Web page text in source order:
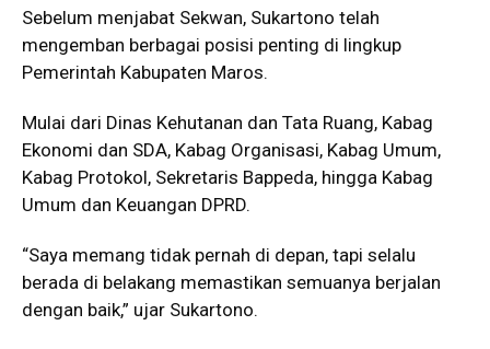
Sebelum menjabat Sekwan, Sukartono telah
mengemban berbagai posisi penting di lingkup
Pemerintah Kabupaten Maros.
Mulai dari Dinas Kehutanan dan Tata Ruang, Kabag
Ekonomi dan SDA, Kabag Organisasi, Kabag Umum,
Kabag Protokol, Sekretaris Bappeda, hingga Kabag
Umum dan Keuangan DPRD.
“Saya memang tidak pernah di depan, tapi selalu
berada di belakang memastikan semuanya berjalan
dengan baik,” ujar Sukartono.